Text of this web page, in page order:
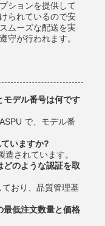
ションを提供して
られているので安
ムーズな配送を実
守が行われます。
モデル番号は何です
で、モデル番
いますか?
されています。
のような認証を取
おり、品質管理基
最低注文数量と価格